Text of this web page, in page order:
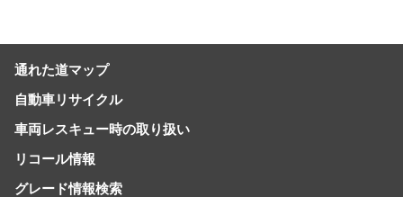
通れた道マップ
自動車リサイクル
車両レスキュー時の取り扱い
リコール情報
グレード情報検索